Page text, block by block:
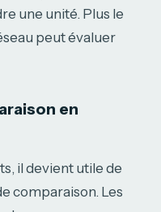
une unité. Plus le
peut évaluer
en
il devient utile de
comparaison. Les